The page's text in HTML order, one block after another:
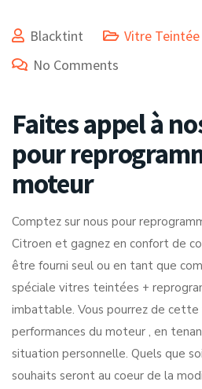
Blacktint
Vitre
No Comments
Faites appel à
pour
moteur
Comptez sur nous pour
Citroen et gagnez en confort de
être fourni seul ou en tant que
spéciale vitres teintées +
imbattable. Vous pourrez de
performances du moteur , en
situation personnelle. Quels que
souhaits seront au coeur de la